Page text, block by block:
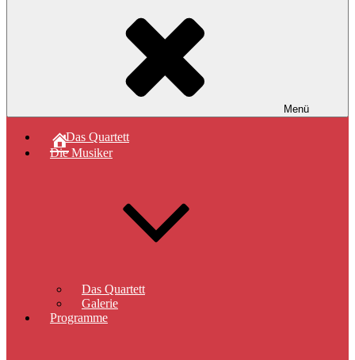
Menü
Das Quartett
Die Musiker
Das Quartett
Galerie
Programme